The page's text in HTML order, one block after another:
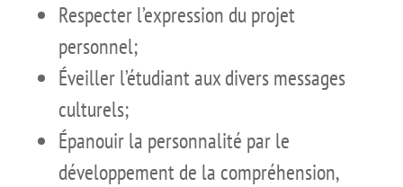
Respecter l’expression du projet
personnel;
Éveiller l’étudiant aux divers messages
culturels;
Épanouir la personnalité par le
développement de la compréhension,